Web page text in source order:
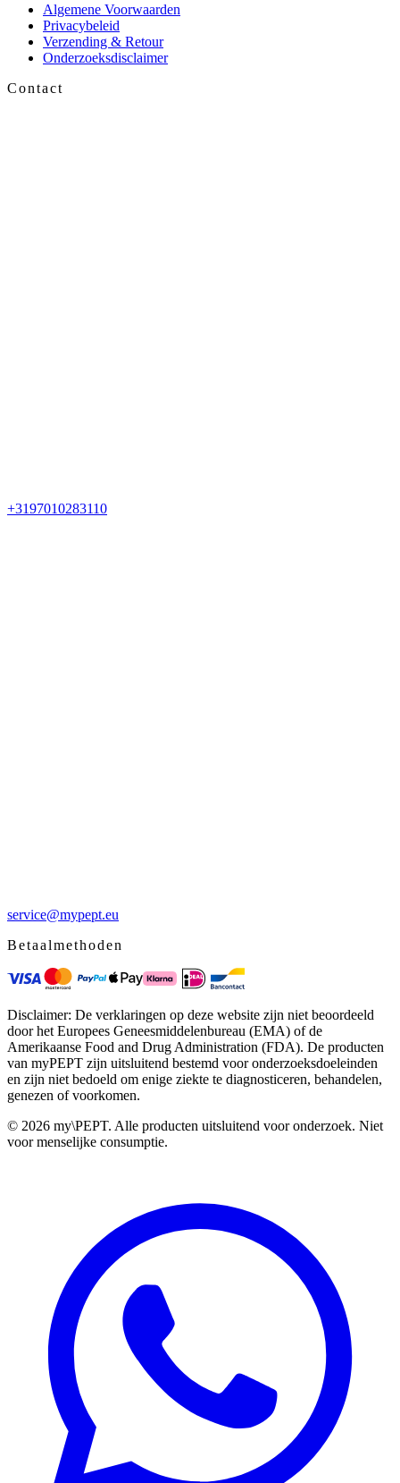
Algemene Voorwaarden
Privacybeleid
Verzending & Retour
Onderzoeksdisclaimer
Contact
+3197010283110
service@mypept.eu
Betaalmethoden
Disclaimer: De verklaringen op deze website zijn niet beoordeeld
door het Europees Geneesmiddelenbureau (EMA) of de
Amerikaanse Food and Drug Administration (FDA). De producten
van myPEPT zijn uitsluitend bestemd voor onderzoeksdoeleinden
en zijn niet bedoeld om enige ziekte te diagnosticeren, behandelen,
genezen of voorkomen.
© 2026 my\PEPT. Alle producten uitsluitend voor onderzoek. Niet
voor menselijke consumptie.